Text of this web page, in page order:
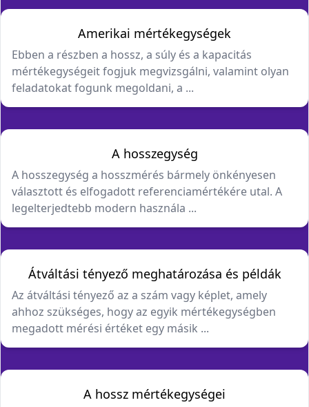
Amerikai mértékegységek
Ebben a részben a hossz, a súly és a kapacitás
mértékegységeit fogjuk megvizsgálni, valamint olyan
feladatokat fogunk megoldani, a ...
A hosszegység
A hosszegység a hosszmérés bármely önkényesen
választott és elfogadott referenciamértékére utal. A
legelterjedtebb modern használa ...
Átváltási tényező meghatározása és példák
Az átváltási tényező az a szám vagy képlet, amely
ahhoz szükséges, hogy az egyik mértékegységben
megadott mérési értéket egy másik ...
A hossz mértékegységei